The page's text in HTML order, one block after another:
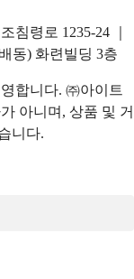
침령로 1235-24 ｜
동) 화련빌딩 3층
합니다. ㈜아이트
아니며, 상품 및 거
니다.